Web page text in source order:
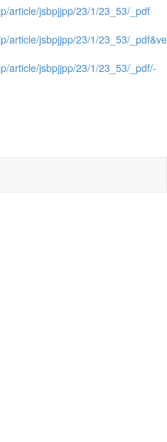
article/jsbpjjpp/23/1/23_53/_pdf
article/jsbpjjpp/23/1/23_53/
article/jsbpjjpp/23/1/23_53/_pdf/-